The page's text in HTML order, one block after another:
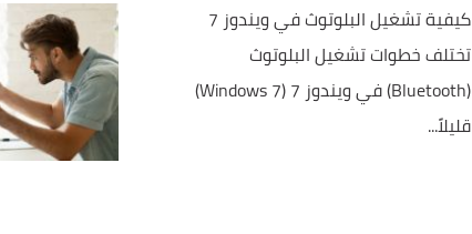
كيفية تشغيل البلوتوث في ويندوز 7
تختلف خطوات تشغيل البلوتوث
(Bluetooth) في ويندوز 7 (Windows 7)
قليلاً...